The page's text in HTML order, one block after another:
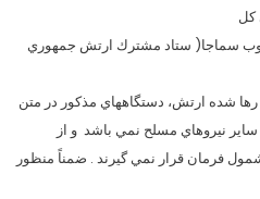
كل
سماجا( ستاد مشترك ارتش جمهوري
شده ارتش، دستگاههاي مذكور در متن
نيروهاي مسلح نمي باشد و از
فرمان قرار نمي گيرند . ضمناً منظور